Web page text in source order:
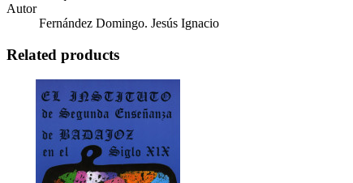
Autor
Fernández Domingo. Jesús Ignacio
Related products